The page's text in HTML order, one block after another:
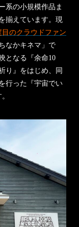
系の小規模作品ま
揃えています。現
目のクラウドファン
なかキネマ」で
となる『余命10
り』をはじめ、同
行った『宇宙でい